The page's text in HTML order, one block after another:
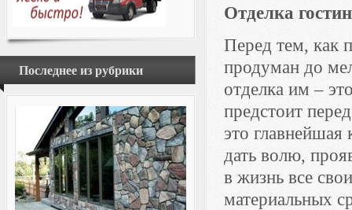
Последнее из рубрики
Отделка
Перед тем, как
продуман до
отделка им –
предстоит
это
дать волю,
в жизнь все
материальных